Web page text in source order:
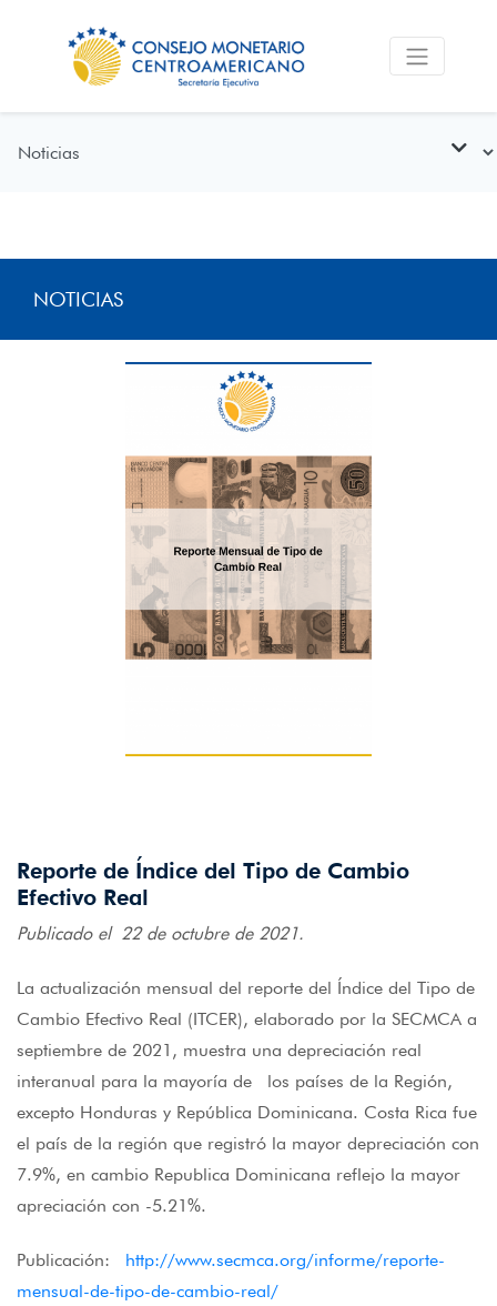
NOTICIAS
Reporte de Índice del Tipo de Cambio
Efectivo Real
Publicado el 22 de octubre de 2021.
La actualización mensual del reporte del Índice del Tipo de
Cambio Efectivo Real (ITCER), elaborado por la SECMCA a
septiembre de 2021, muestra una depreciación real
interanual para la mayoría de los países de la Región,
excepto Honduras y República Dominicana. Costa Rica fue
el país de la región que registró la mayor depreciación con
7.9%, en cambio Republica Dominicana reflejo la mayor
apreciación con -5.21%.
Publicación: http://www.secmca.org/informe/reporte-
mensual-de-tipo-de-cambio-real/